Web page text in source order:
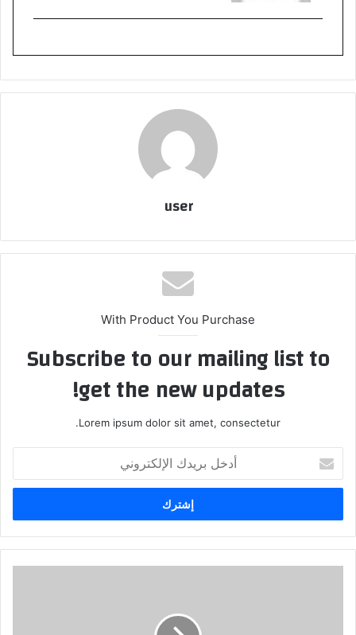
user
With Product You Purchase
Subscribe to our mailing list to
get the new updates!
Lorem ipsum dolor sit amet, consectetur.
بريدك
الإلكتروني